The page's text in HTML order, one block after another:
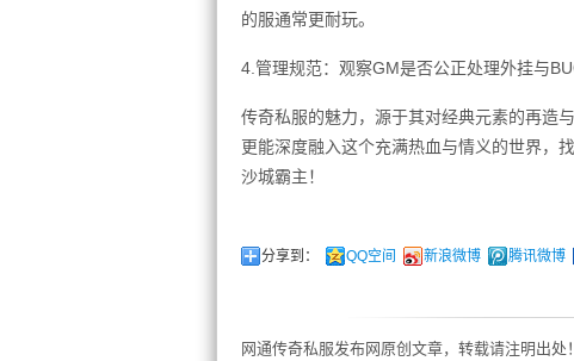
的服通常更耐玩。
4.管理规范：观察GM是否公正处理外挂与
传奇私服的魅力，源于其对经典元素的再造
更能深度融入这个充满热血与情义的世界，
沙城霸主！
分享到： QQ空间 新浪微博 腾讯微博
网通传奇私服发布网原创文章，转载请注明出处